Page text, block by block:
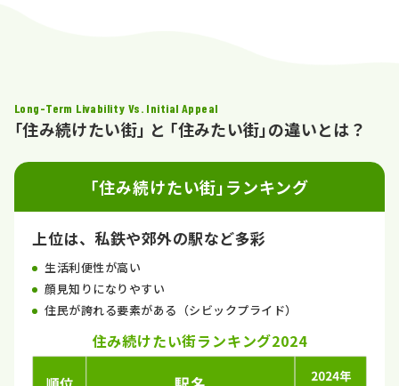
Long-Term Livability Vs. Initial Appeal
｢住み続けたい街｣ と ｢住みたい街｣の違いとは？
｢住み続けたい街｣ランキング
上位は、私鉄や郊外の駅など多彩
生活利便性が高い
顔見知りになりやすい
住民が誇れる要素がある（シビックプライド）
住み続けたい街ランキング2024